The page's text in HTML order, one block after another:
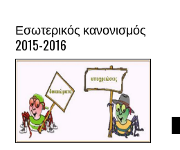
Εσωτερικός κανονισμός
2015-2016